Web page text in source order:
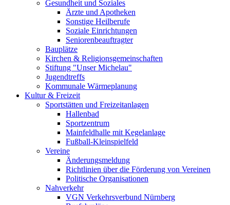
Gesundheit und Soziales
Ärzte und Apotheken
Sonstige Heilberufe
Soziale Einrichtungen
Seniorenbeauftragter
Bauplätze
Kirchen & Religionsgemeinschaften
Stiftung "Unser Michelau"
Jugendtreffs
Kommunale Wärmeplanung
Kultur & Freizeit
Sportstätten und Freizeitanlagen
Hallenbad
Sportzentrum
Mainfeldhalle mit Kegelanlage
Fußball-Kleinspielfeld
Vereine
Änderungsmeldung
Richtlinien über die Förderung von Vereinen
Politische Organisationen
Nahverkehr
VGN Verkehrsverbund Nürnberg